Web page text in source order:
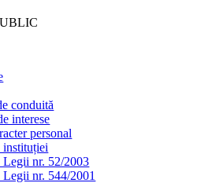
conduită
interese
personal
instituției
Legii nr. 52/2003
Legii nr. 544/2001